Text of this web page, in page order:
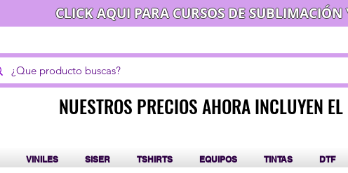
CLICK AQUI PARA CURSOS DE SUBLIMACIÓN
NUESTROS PRECIOS AHORA INCLUYEN
NUESTROS PRECIOS AHORA INCLUYEN
VINILES SISER TSHIRTS EQUIPOS TINTAS DTF